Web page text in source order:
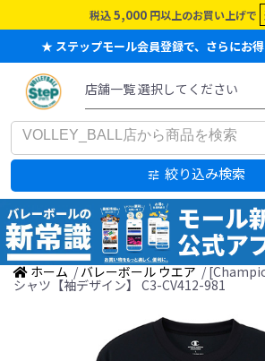
税込 5,000 円以上のお買い上げで
★ ステップモール会員登録で、さらにお
絞り込み検索
ホーム / バレーボール ウエア /
シャツ【袖デザイン】 C3-CV412-981